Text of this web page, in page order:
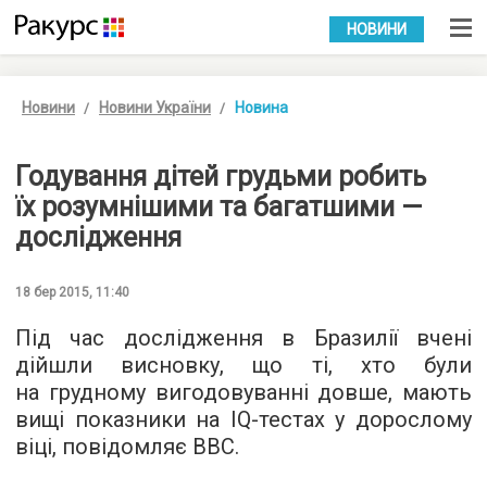
УКР РУС
НОВИНИ
Новини Новини України Новина
Годування дітей грудьми робить
їх розумнішими та багатшими —
дослідження
18 бер 2015, 11:40
Під час дослідження в Бразилії вчені
дійшли висновку, що ті, хто були
на грудному вигодовуванні довше, мають
вищі показники на IQ-тестах у дорослому
віці, повідомляє ВВС.